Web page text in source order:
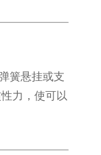
簧悬挂或支
力，使可以